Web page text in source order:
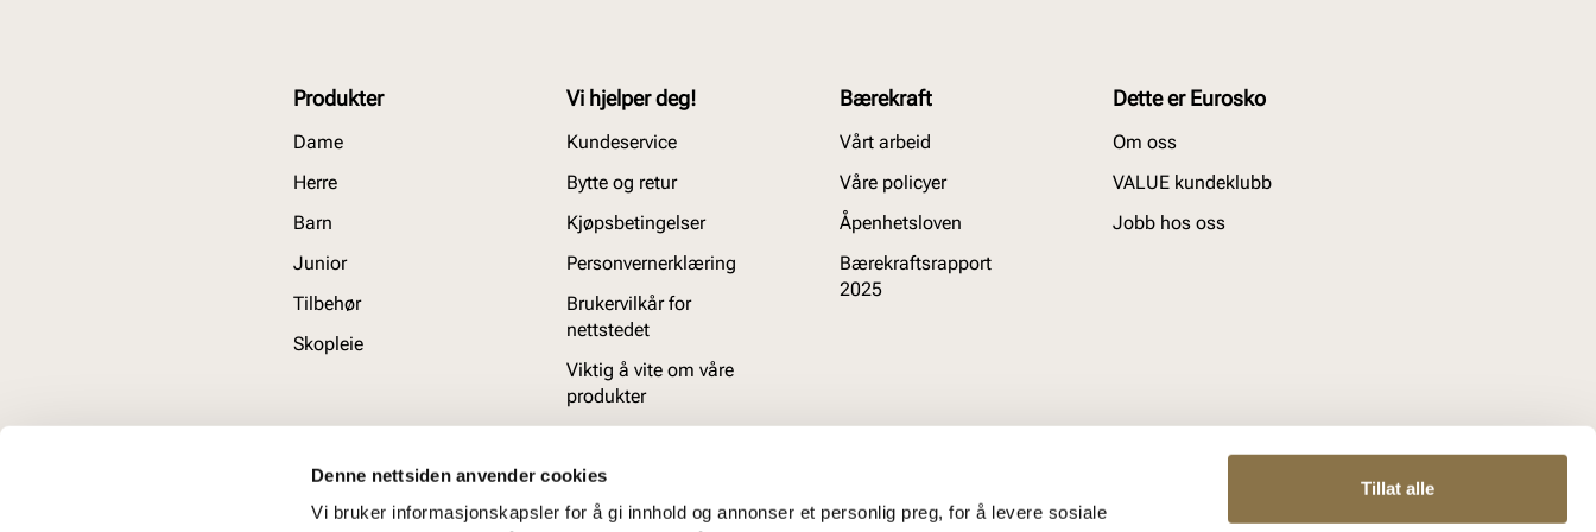
Denne nettsiden anvender cookies
Vi bruker informasjonskapsler for å gi innhold og annonser et personlig preg, for å levere sosiale
Tillat alle
Produkter
Dame
Herre
Barn
Junior
Tilbehør
Skopleie
Vi hjelper deg!
Kundeservice
Bytte og retur
Kjøpsbetingelser
Personvernerklæring
Brukervilkår for
nettstedet
Viktig å vite om våre
produkter
Bærekraft
Vårt arbeid
Våre policyer
Åpenhetsloven
Bærekraftsrapport
2025
Dette er Eurosko
Om oss
VALUE kundeklubb
Jobb hos oss